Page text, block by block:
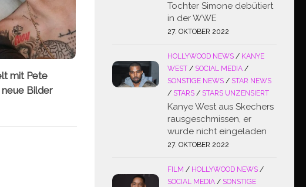
mit Pete
Bilder
Tochter Simone debütiert
in der WWE
27. OKTOBER 2022
HOLLYWOOD NEWS / KANYE
WEST / SOCIAL MEDIA /
SONSTIGE NEWS / STAR NEWS
/ STARS / STARS UNZENSIERT
Kanye West aus Skechers
rausgeschmissen, er
wurde nicht eingeladen
27. OKTOBER 2022
FILM / HOLLYWOOD NEWS /
SOCIAL MEDIA / SONSTIGE